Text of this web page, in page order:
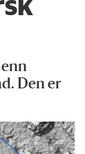
Den er